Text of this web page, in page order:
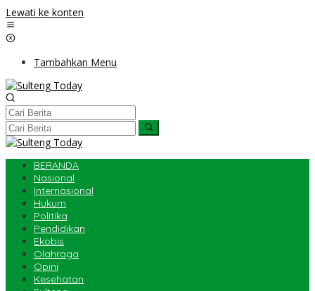
Lewati ke konten
Tambahkan Menu
BERANDA
Nasional
Internasional
Hukum
Politika
Pendidikan
Ekobis
Olahraga
Opini
Kesehatan